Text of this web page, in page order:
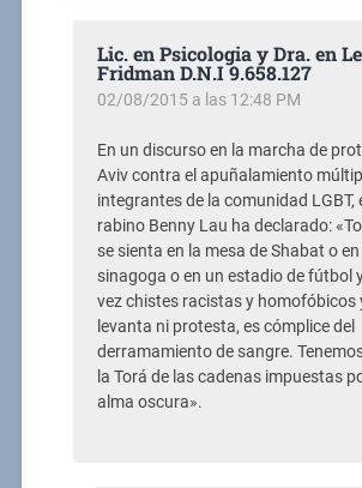
Lic. en Psicologia y Dra. en
Fridman D.N.I 9.658.127
02/08/2015 a las 12:48 PM
En un discurso en la marcha de
Aviv contra el apuñalamiento
integrantes de la comunidad LGBT,
rabino Benny Lau ha declarado:
se sienta en la mesa de Shabat o
sinagoga o en un estadio de fútbol
vez chistes racistas y homofóbicos
levanta ni protesta, es cómplice del
derramamiento de sangre.
la Torá de las cadenas impuestas
alma oscura».